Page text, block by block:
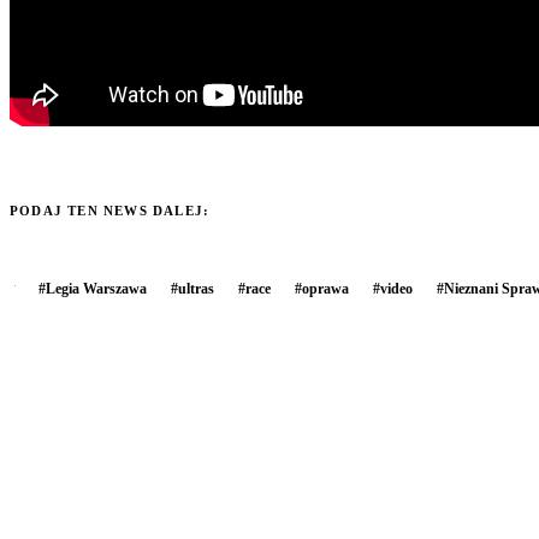
PODAJ TEN NEWS DALEJ:
#Legia Warszawa #ultras #race #oprawa #video #Nieznani